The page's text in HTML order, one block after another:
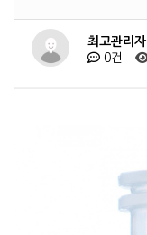
최고관리자
0건